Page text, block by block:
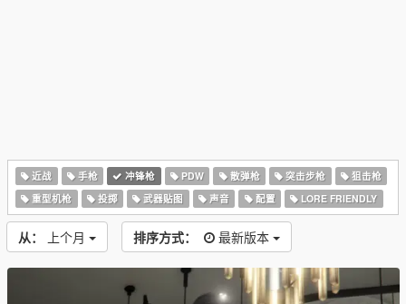
近战 手枪 冲锋枪 PDW 散弹枪 突击步枪
狙击枪
重型机枪
投掷 武器贴图 声音 配置 LORE FRIENDLY
从： 上个月 排序方式： 最新版本